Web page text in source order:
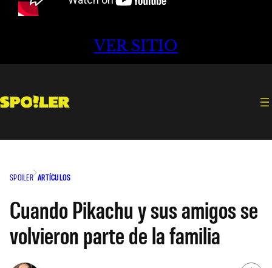
VER SITIO
SPOILER ARTÍCULOS
Cuando Pikachu y sus amigos se
volvieron parte de la familia